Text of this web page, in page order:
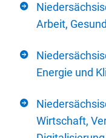
Arbeit,
Energie und
Wirtschaft,